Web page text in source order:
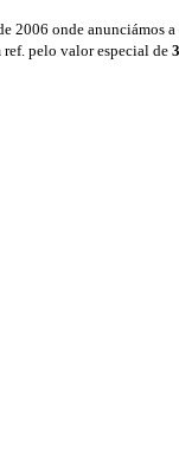
2006 onde anunciámos
ref. pelo valor especial de